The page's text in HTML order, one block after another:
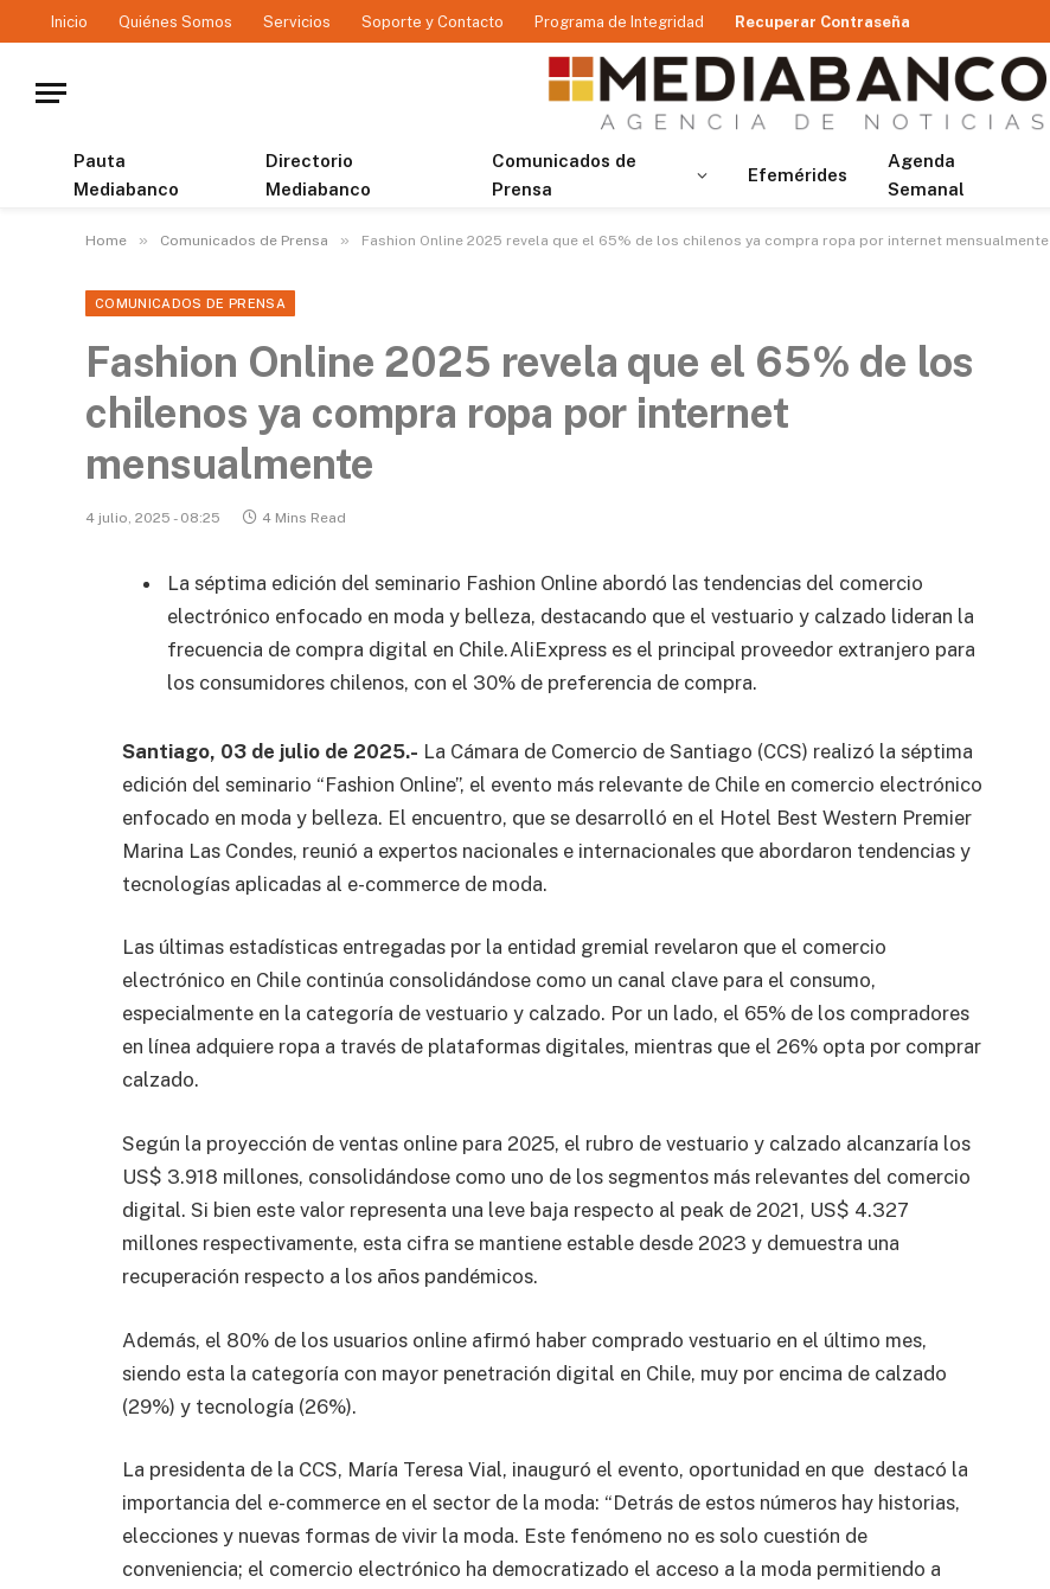
Inicio Quiénes Somos Servicios Soporte y Contacto Programa de Integridad Recuperar Contraseña
Pauta
Mediabanco
Directorio
Mediabanco
Comunicados de
Prensa
Efemérides
Agenda
Semanal
Home » Comunicados de Prensa » Fashion Online 2025 revela que el 65% de los chilenos ya compra ropa por internet mensualmente
COMUNICADOS DE PRENSA
Fashion Online 2025 revela que el 65% de los
chilenos ya compra ropa por internet
mensualmente
4 julio, 2025 - 08:25 4 Mins Read
La séptima edición del seminario Fashion Online abordó las tendencias del comercio
electrónico enfocado en moda y belleza, destacando que el vestuario y calzado lideran la
frecuencia de compra digital en Chile.AliExpress es el principal proveedor extranjero para
los consumidores chilenos, con el 30% de preferencia de compra.
Santiago, 03 de julio de 2025.- La Cámara de Comercio de Santiago (CCS) realizó la séptima
edición del seminario “Fashion Online”, el evento más relevante de Chile en comercio electrónico
enfocado en moda y belleza. El encuentro, que se desarrolló en el Hotel Best Western Premier
Marina Las Condes, reunió a expertos nacionales e internacionales que abordaron tendencias y
tecnologías aplicadas al e-commerce de moda.
Las últimas estadísticas entregadas por la entidad gremial revelaron que el comercio
electrónico en Chile continúa consolidándose como un canal clave para el consumo,
especialmente en la categoría de vestuario y calzado. Por un lado, el 65% de los compradores
en línea adquiere ropa a través de plataformas digitales, mientras que el 26% opta por comprar
calzado.
Según la proyección de ventas online para 2025, el rubro de vestuario y calzado alcanzaría los
US$ 3.918 millones, consolidándose como uno de los segmentos más relevantes del comercio
digital. Si bien este valor representa una leve baja respecto al peak de 2021, US$ 4.327
millones respectivamente, esta cifra se mantiene estable desde 2023 y demuestra una
recuperación respecto a los años pandémicos.
Además, el 80% de los usuarios online afirmó haber comprado vestuario en el último mes,
siendo esta la categoría con mayor penetración digital en Chile, muy por encima de calzado
(29%) y tecnología (26%).
La presidenta de la CCS, María Teresa Vial, inauguró el evento, oportunidad en que ​ destacó la
importancia del e-commerce en el sector de la moda: “Detrás de estos números hay historias,
elecciones y nuevas formas de vivir la moda. Este fenómeno no es solo cuestión de
conveniencia; el comercio electrónico ha democratizado el acceso a la moda permitiendo a